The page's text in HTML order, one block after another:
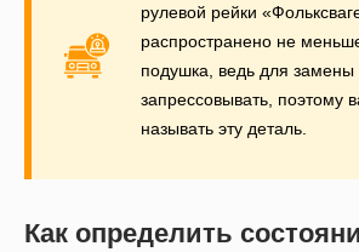
рулевой рейки
распространено не
подушка, ведь для
запрессовывать, поэтому
называть эту деталь.
Как определить